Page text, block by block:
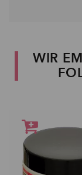
WIR